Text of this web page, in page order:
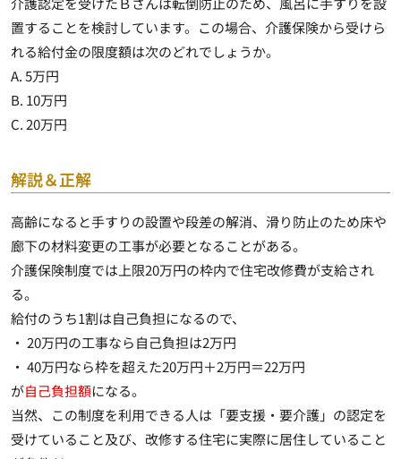
置することを検討しています。この場合、介護保険から受けら
れる給付金の限度額は次のどれでしょうか。
A. 5万円
B. 10万円
C. 20万円
解説＆正解
高齢になると手すりの設置や段差の解消、滑り防止のため床や
廊下の材料変更の工事が必要となることがある。
介護保険制度では上限20万円の枠内で住宅改修費が支給され
る。
給付のうち1割は自己負担になるので、
・ 20万円の工事なら自己負担は2万円
・ 40万円なら枠を超えた20万円＋2万円＝22万円
が自己負担額になる。
当然、この制度を利用できる人は「要支援・要介護」の認定を
受けていること及び、改修する住宅に実際に居住していること